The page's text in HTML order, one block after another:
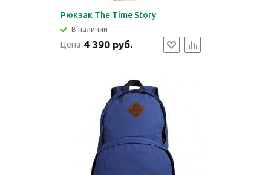
Рюкзак The Time Story
В наличии
Цена 4 390 руб.